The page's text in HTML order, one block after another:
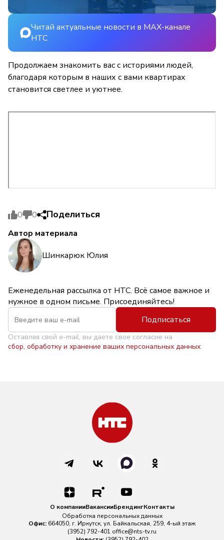
Читай актуальные новости в MAX-канале
НТС
Продолжаем знакомить вас с историями людей,
благодаря которым в наших с вами квартирах
становится светлее и уютнее.
0 0 Поделиться
Автор материала
Шинкарюк Юлия
Еженедельная рассылка от НТС. Всё самое важное и
нужное в одном письме. Присоединяйтесь!
Подписаться
Оставляя свой e-mail, вы даете свое согласие на
сбор, обработку и хранение ваших персональных данных
О компанииВакансииБрендингКонтакты
Обработка персональных данных
Офис: 664050, г. Иркутск, ул. Байкальская, 259, 4-ый этаж
(3952) 792-401 office@nts-tv.ru